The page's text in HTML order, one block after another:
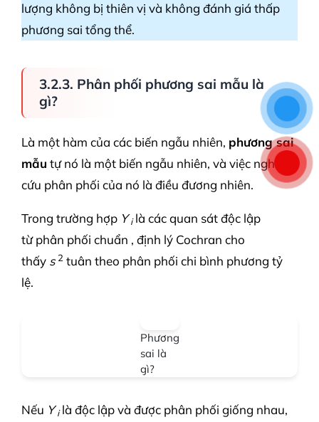
lượng không bị thiên vị và không đánh giá thấp
phương sai tổng thể.
3.2.3. Phân phối phương sai mẫu là
gì?
Là một hàm của các biến ngẫu nhiên, phương sai
mẫu tự nó là một biến ngẫu nhiên, và việc nghiên
cứu phân phối của nó là điều đương nhiên.
Trong trường hợp Yilà các quan sát độc lập
từ phân phối chuẩn , định lý Cochran cho
thấy s2 tuân theo phân phối chi bình phương tỷ
lệ.
Phương
sai là
gì?
Nếu Yilà độc lập và được phân phối giống nhau,